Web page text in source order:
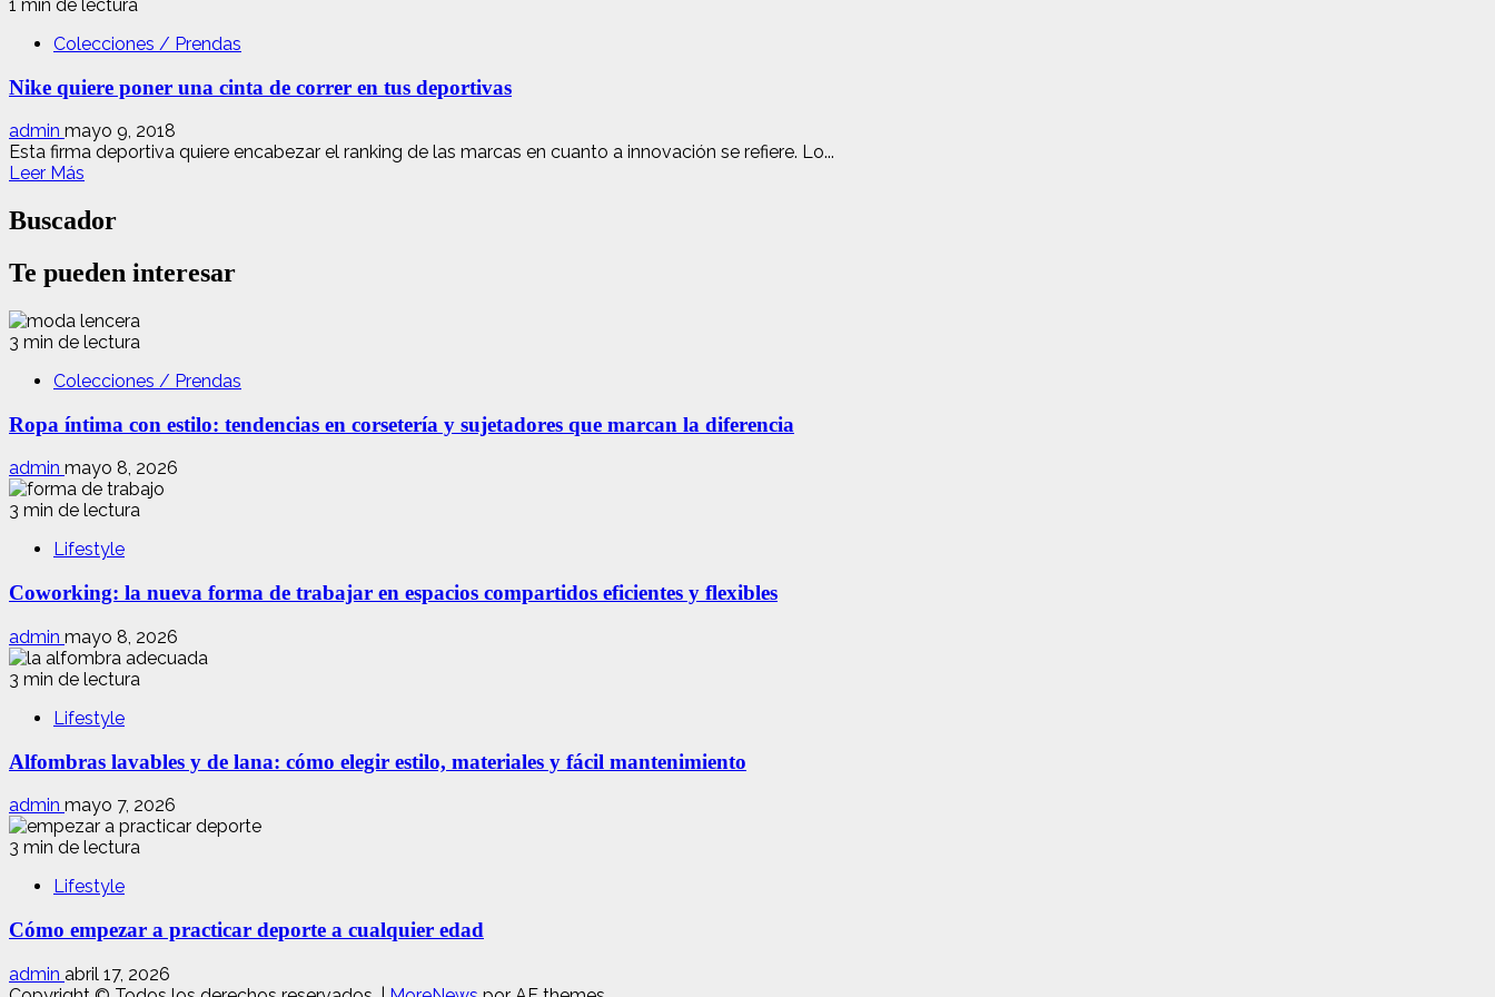
1 min de lectura
Colecciones / Prendas
Nike quiere poner una cinta de correr en tus deportivas
admin mayo 9, 2018
Esta firma deportiva quiere encabezar el ranking de las marcas en cuanto a innovación se refiere. Lo...
Leer Más
acerca
de
quiere
una
cinta
correr
tus
Buscador
Te pueden interesar
3 min de lectura
Colecciones / Prendas
Ropa íntima con estilo: tendencias en corsetería y sujetadores que marcan la diferencia
admin mayo 8, 2026
3 min de lectura
Lifestyle
Coworking: la nueva forma de trabajar en espacios compartidos eficientes y flexibles
admin mayo 8, 2026
3 min de lectura
Lifestyle
Alfombras lavables y de lana: cómo elegir estilo, materiales y fácil mantenimiento
admin mayo 7, 2026
3 min de lectura
Lifestyle
Cómo empezar a practicar deporte a cualquier edad
admin abril 17, 2026